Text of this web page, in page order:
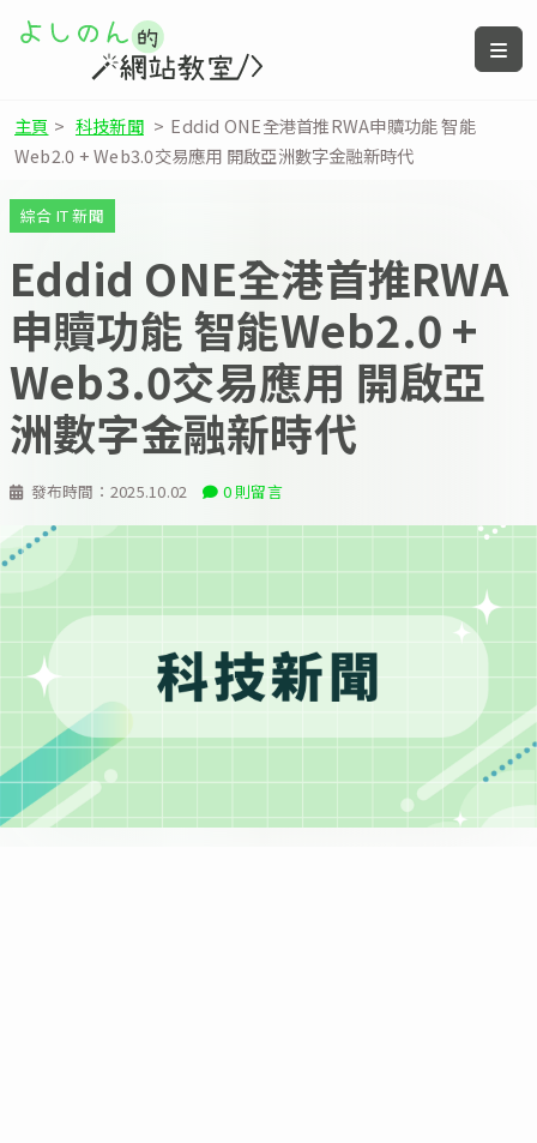
主頁 > 科技新聞 > Eddid ONE全港首推RWA申贖功能 智能
Web2.0 + Web3.0交易應用 開啟亞洲數字金融新時代
發布時間： 2025.10.02 0 則留言
綜合 IT 新聞
Eddid ONE全港首推RWA
申贖功能 智能Web2.0 +
Web3.0交易應用 開啟亞
洲數字金融新時代